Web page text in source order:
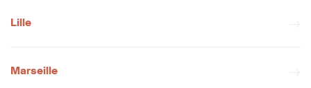
Lille
Marseille